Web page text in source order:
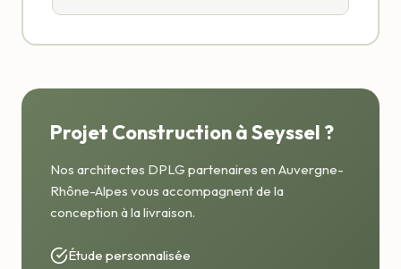
Projet Construction à Seyssel ?
Nos architectes DPLG partenaires en Auvergne-
Rhône-Alpes vous accompagnent de la
conception à la livraison.
Étude personnalisée